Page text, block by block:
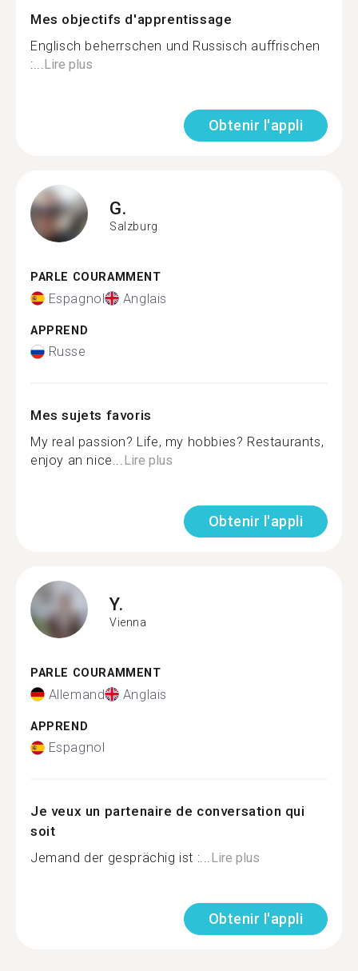
Mes objectifs d'apprentissage
Englisch beherrschen und Russisch auffrischen
:...Lire plus
Obtenir l'appli
G.
Salzburg
PARLE COURAMMENT
Espagnol Anglais
APPREND
Russe
Mes sujets favoris
My real passion? Life, my hobbies? Restaurants,
enjoy an nice...Lire plus
Obtenir l'appli
Y.
Vienna
PARLE COURAMMENT
Allemand Anglais
APPREND
Espagnol
Je veux un partenaire de conversation qui
soit
Jemand der gesprächig ist :...Lire plus
Obtenir l'appli